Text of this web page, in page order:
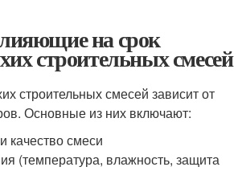
на срок
строительных смесей
строительных смесей зависит от
Основные из них включают:
качество смеси
(температура, влажность, защита